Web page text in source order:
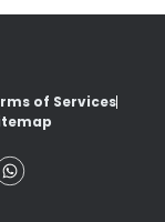
of Services